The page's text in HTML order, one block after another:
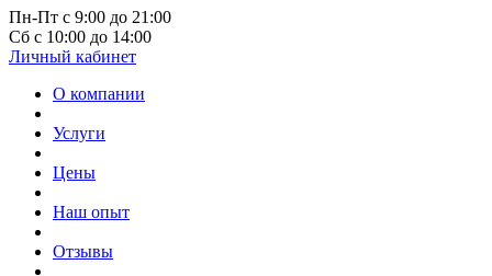
Пн-Пт с 9:00 до 21:00
Сб с 10:00 до 14:00
Личный кабинет
О компании
Услуги
Цены
Наш опыт
Отзывы